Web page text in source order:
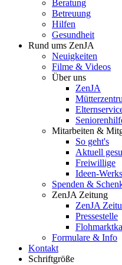
Beratung
Betreuung
Hilfen
Gesundheit
Rund ums ZenJA
Neuigkeiten
Filme & Videos
Über uns
ZenJA
Mitarbeiten &
So geht's
Aktuell
Freiwillige
Ideen-
Spenden &
ZenJA Zeitung
ZenJA
Pressestelle
Formulare & Info
Kontakt
Schriftgröße